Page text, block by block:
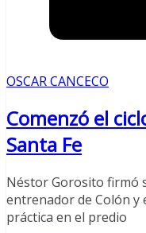
OSCAR CANCECO
Comenzó el
Santa Fe
Néstor Gorosito firmó
entrenador de Colón
práctica en el predio